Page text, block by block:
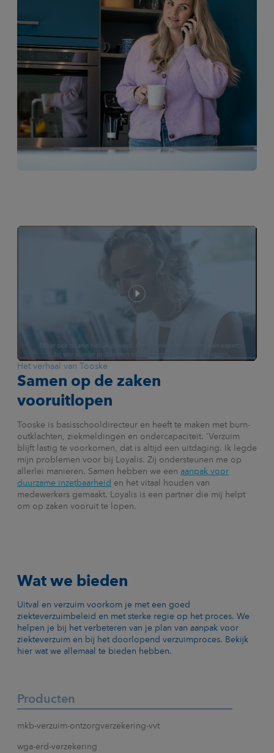
Het verhaal van Tooske
Samen op de zaken
vooruitlopen
Tooske is basisschooldirecteur en heeft te maken met burn-
outklachten, ziekmeldingen en ondercapaciteit. 'Verzuim
blijft lastig te voorkomen, dat is altijd een uitdaging. Ik legde
mijn problemen voor bij Loyalis. Zij ondersteunen me op
allerlei manieren. Samen hebben we een aanpak voor
duurzame inzetbaarheid en het vitaal houden van
medewerkers gemaakt. Loyalis is een partner die mij helpt
om op zaken vooruit te lopen.
Wat we bieden
Uitval en verzuim voorkom je met een goed
ziekteverzuimbeleid en met sterke regie op het proces. We
helpen je bij het verbeteren van je plan van aanpak voor
ziekteverzuim en bij het doorlopend verzuimproces. Bekijk
hier wat we allemaal te bieden hebben.
Producten
mkb-verzuim-ontzorgverzekering-vvt
wga-erd-verzekering